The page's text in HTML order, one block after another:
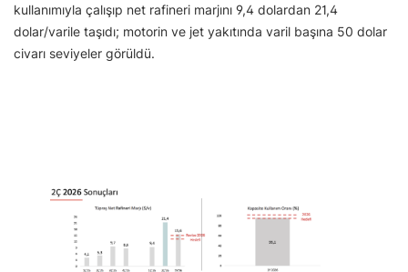
kullanımıyla çalışıp net rafineri marjını 9,4 dolardan 21,4
dolar/varile taşıdı; motorin ve jet yakıtında varil başına 50 dolar
civarı seviyeler görüldü.